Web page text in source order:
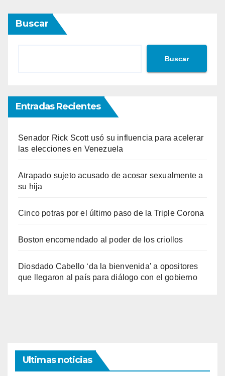
Buscar
Buscar
Entradas Recientes
Senador Rick Scott usó su influencia para acelerar
las elecciones en Venezuela
Atrapado sujeto acusado de acosar sexualmente a
su hija
Cinco potras por el último paso de la Triple Corona
Boston encomendado al poder de los criollos
Diosdado Cabello ‘da la bienvenida’ a opositores
que llegaron al país para diálogo con el gobierno
Ultimas noticias